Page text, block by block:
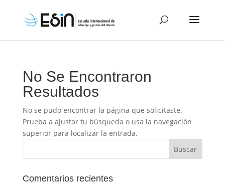
No Se Encontraron
Resultados
No se pudo encontrar la página que solicitaste.
Prueba a ajustar tu búsqueda o usa la navegación
superior para localizar la entrada.
Comentarios recientes